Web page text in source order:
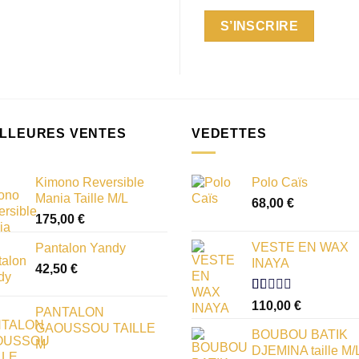
S’INSCRIRE
VENTES
Kimono Reversible
Mania Taille M/L
175,00 €
Pantalon Yandy
42,50 €
PANTALON
GAOUSSOU TAILLE
M
VEDETTES
Polo Caïs
68,00 €
VESTE EN WAX
INAYA
Note
sur
5
110,00 €
BOUBOU BATIK
DJEMINA taille M/